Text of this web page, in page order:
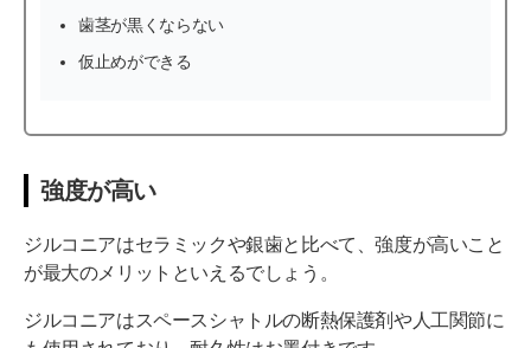
歯茎が黒くならない
仮止めができる
強度が高い
ジルコニアはセラミックや銀歯と比べて、強度が高いこと
が最大のメリットといえるでしょう。
ジルコニアはスペースシャトルの断熱保護剤や人工関節に